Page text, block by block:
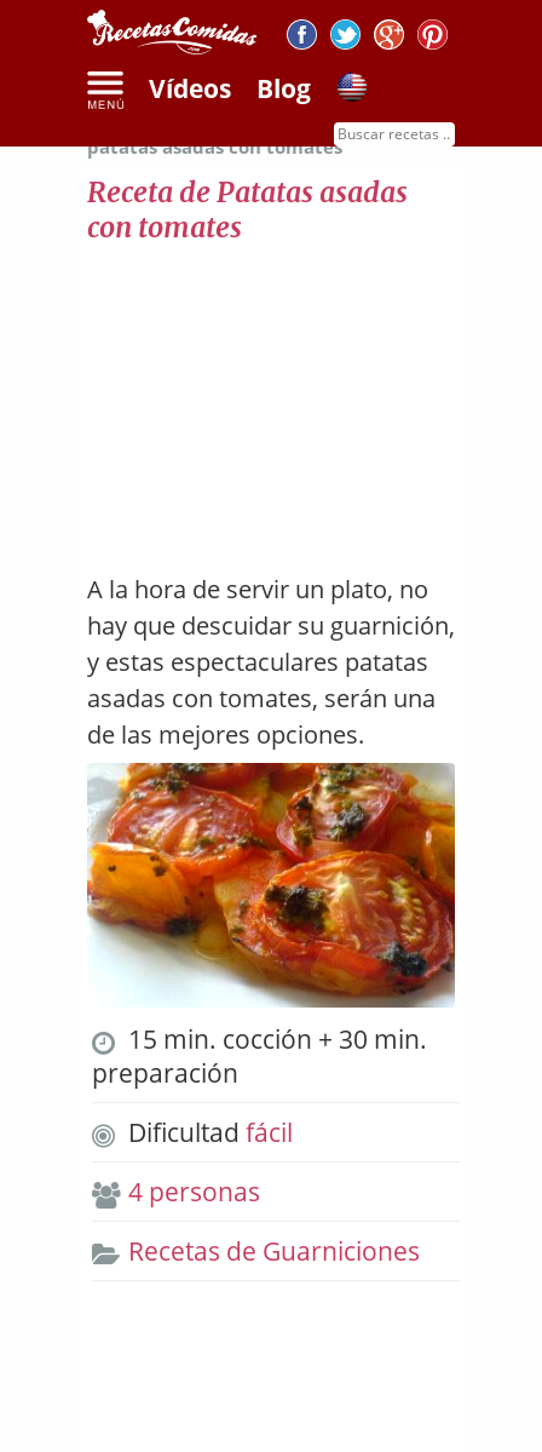
Vídeos Blog
Recetas de guarniciones
Receta de
patatas asadas con tomates
Receta de Patatas asadas
con tomates
A la hora de servir un plato, no
hay que descuidar su guarnición,
y estas espectaculares patatas
asadas con tomates, serán una
de las mejores opciones.
15 min. cocción + 30 min.
preparación
Dificultad fácil
4 personas
Recetas de Guarniciones